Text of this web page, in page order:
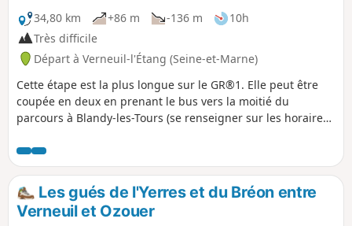
34,80 km +86 m -136 m
10h
Très difficile
Départ à Verneuil-l'Étang (Seine-et-Marne)
Cette étape est la plus longue sur le GR®1. Elle peut être
coupée en deux en prenant le bus vers la moitié du
parcours à Blandy-les-Tours (se renseigner sur les horaires).
historique. En effet, il y a d'ores et déjà la traversée de
Melun qui a un patrimoine très riche mais aussi le passage
au plus près du Château de Vaux-le-Vicomte et du Château
de Blandy. L'essentiel du parcours est campagnard mais
quelques parties boisées peuvent être de la sortie.
Les gués de l'Yerres et du Bréon entre
Verneuil et Ozouer